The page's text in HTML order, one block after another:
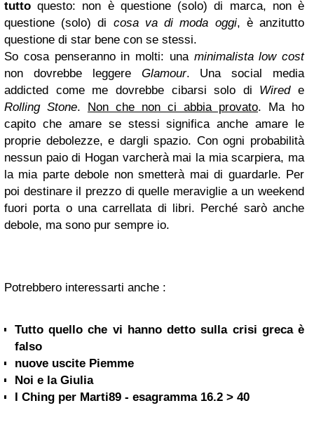
tutto questo: non è questione (solo) di marca, non è
questione (solo) di cosa va di moda oggi, è anzitutto
questione di star bene con se stessi.
So cosa penseranno in molti: una minimalista low cost
non dovrebbe leggere Glamour. Una social media
addicted come me dovrebbe cibarsi solo di Wirede
Rolling Stone. Non che non ci abbia provato. Ma ho
capito che amare se stessi significa anche amare le
proprie debolezze, e dargli spazio. Con ogni probabilità
nessun paio di Hogan varcherà mai la mia scarpiera, ma
la mia parte debole non smetterà mai di guardarle. Per
poi destinare il prezzo di quelle meraviglie a un weekend
fuori porta o una carrellata di libri. Perché sarò anche
debole, ma sono pur sempre io.
Potrebbero interessarti anche :
Tutto quello che vi hanno detto sulla crisi greca è
falso
nuove uscite Piemme
Noi e la Giulia
I Ching per Marti89 - esagramma 16.2 > 40